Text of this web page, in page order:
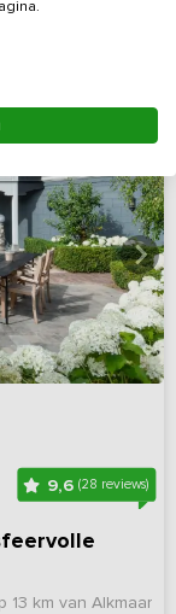
9,6 (28 reviews)
13 km van Alkmaar